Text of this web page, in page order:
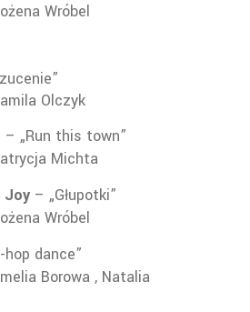
Wróbel
Olczyk
– „Run this town”
Michta
Joy – „Głupotki”
Wróbel
hop dance”
Borowa , Natalia